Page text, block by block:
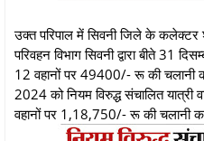
उक्त परिपाल में सिवनी जिले के कलेक्टर
परिवहन विभाग सिवनी द्वारा बीते 31
12 वहानों पर 49400/- रू की चलानी
2024 को नियम विरुद्ध संचालित यात्री
वहानों पर 1,18,750/- रू की चलानी